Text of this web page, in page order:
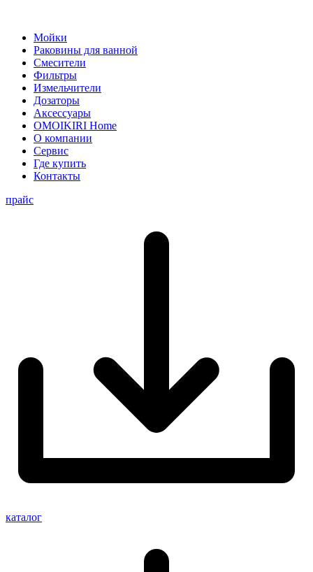
Мойки
Раковины для ванной
Смесители
Фильтры
Измельчители
Дозаторы
Аксессуары
OMOIKIRI Home
О компании
Сервис
Где купить
Контакты
прайс
каталог